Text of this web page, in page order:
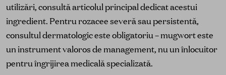
utilizări, consultă articolul principal dedicat acestui
ingredient. Pentru rozacee severă sau persistentă,
consultul dermatologic este obligatoriu – mugwort este
un instrument valoros de management, nu un înlocuitor
pentru îngrijirea medicală specializată.